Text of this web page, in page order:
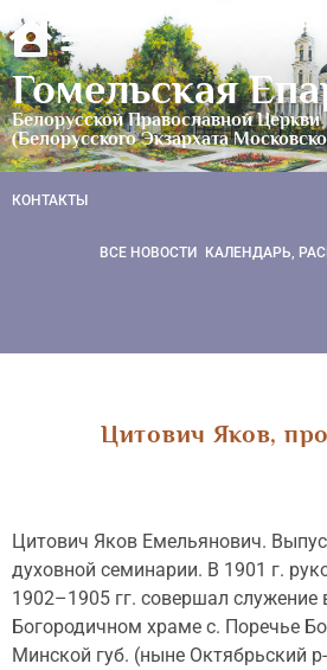
Гомельская
Белорусской Православной Церкви
(Белорусского Экзархата
КОНТАКТЫ
ВСЕ НОВОСТИ КАЛЕНДАРЬ,
Цитович Яков,
Цитович Яков Емельянович.
духовной семинарии. В 1901 г.
1902–1905 гг. совершал служение
Богородичном храме с. Поречье
Минской губ. (ныне Октябрьский